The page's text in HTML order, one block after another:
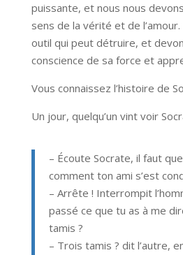
puissante, et nous nous
sens de la vérité et de
outil qui peut détruire, et
conscience de sa force et
Vous connaissez l’histoire de
Un jour, quelqu’un vint voir
– Écoute Socrate, il faut
comment ton ami s’est
– Arrête ! Interrompit
passé ce que tu as à me
tamis ?
– Trois tamis ? dit l’autre,